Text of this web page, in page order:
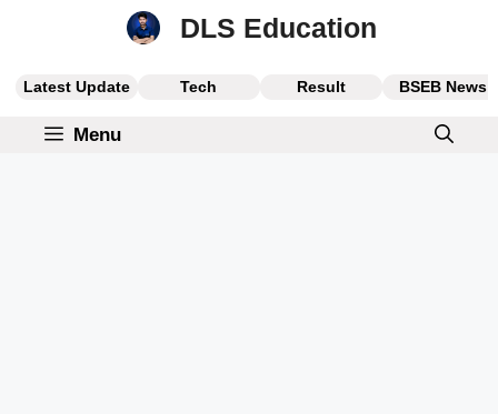
DLS Education
Latest Update Tech Result BSEB News
Menu